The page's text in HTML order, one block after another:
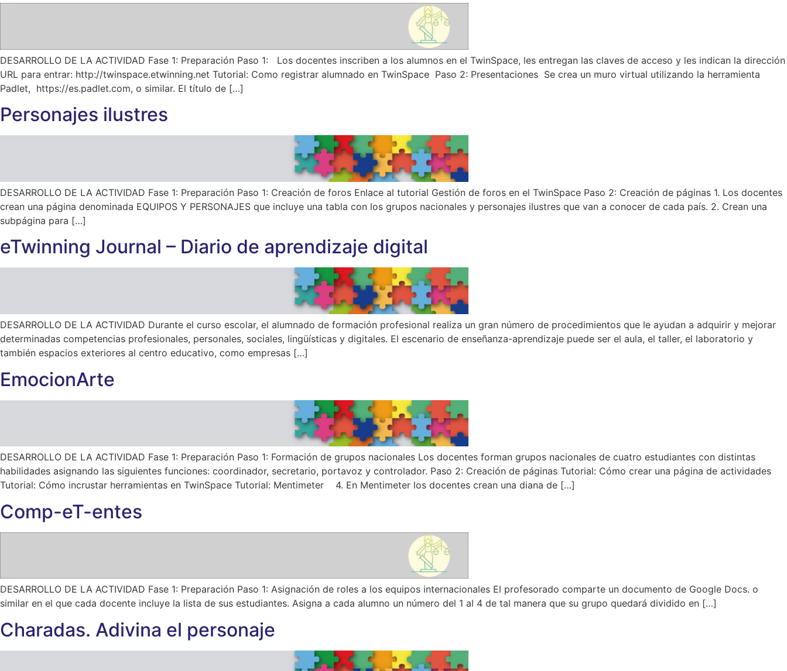
DESARROLLO DE LA ACTIVIDAD Fase 1: Preparación Paso 1: Los docentes inscriben a los alumnos en el TwinSpace, les entregan las claves de acceso y les indican la dirección
URL para entrar: http://twinspace.etwinning.net Tutorial: Como registrar alumnado en TwinSpace Paso 2: Presentaciones Se crea un muro virtual utilizando la herramienta
Padlet, https://es.padlet.com, o similar. El título de […]
Personajes ilustres
DESARROLLO DE LA ACTIVIDAD Fase 1: Preparación Paso 1: Creación de foros Enlace al tutorial Gestión de foros en el TwinSpace Paso 2: Creación de páginas 1. Los docentes
crean una página denominada EQUIPOS Y PERSONAJES que incluye una tabla con los grupos nacionales y personajes ilustres que van a conocer de cada país. 2. Crean una
subpágina para […]
eTwinning Journal – Diario de aprendizaje digital
DESARROLLO DE LA ACTIVIDAD Durante el curso escolar, el alumnado de formación profesional realiza un gran número de procedimientos que le ayudan a adquirir y mejorar
determinadas competencias profesionales, personales, sociales, lingüísticas y digitales. El escenario de enseñanza-aprendizaje puede ser el aula, el taller, el laboratorio y
también espacios exteriores al centro educativo, como empresas […]
EmocionArte
DESARROLLO DE LA ACTIVIDAD Fase 1: Preparación Paso 1: Formación de grupos nacionales Los docentes forman grupos nacionales de cuatro estudiantes con distintas
habilidades asignando las siguientes funciones: coordinador, secretario, portavoz y controlador. Paso 2: Creación de páginas Tutorial: Cómo crear una página de actividades
Tutorial: Cómo incrustar herramientas en TwinSpace Tutorial: Mentimeter 4. En Mentimeter los docentes crean una diana de […]
Comp-eT-entes
DESARROLLO DE LA ACTIVIDAD Fase 1: Preparación Paso 1: Asignación de roles a los equipos internacionales El profesorado comparte un documento de Google Docs. o
similar en el que cada docente incluye la lista de sus estudiantes. Asigna a cada alumno un número del 1 al 4 de tal manera que su grupo quedará dividido en […]
Charadas. Adivina el personaje